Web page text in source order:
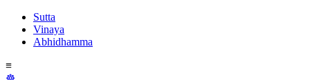
Sutta
Vinaya
Abhidhamma
≡